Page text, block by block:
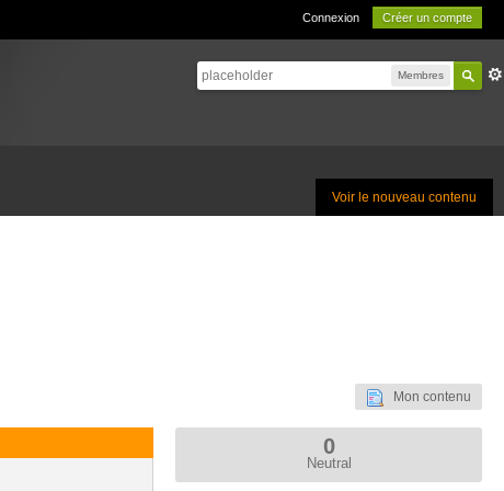
Connexion Créer un compte
Membres
Voir le nouveau contenu
Mon contenu
0
Neutral